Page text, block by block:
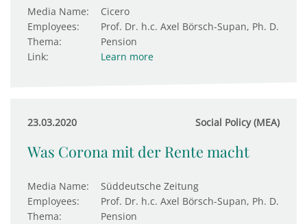
Media Name:
Cicero
Employees:
Prof. Dr. h.c. Axel Börsch-Supan, Ph. D.
Thema:
Pension
Link:
Learn more
23.03.2020 Social Policy (MEA)
Was Corona mit der Rente macht
Media Name:
Süddeutsche Zeitung
Employees:
Prof. Dr. h.c. Axel Börsch-Supan, Ph. D.
Thema:
Pension